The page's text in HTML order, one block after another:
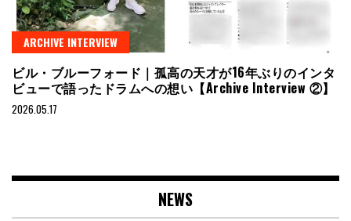
ARCHIVE INTERVIEW
ビル・ブルーフォード｜孤高の天才が16年ぶりのインタ
ビューで語ったドラムへの想い【Archive Interview ②】
2026.05.17
NEWS